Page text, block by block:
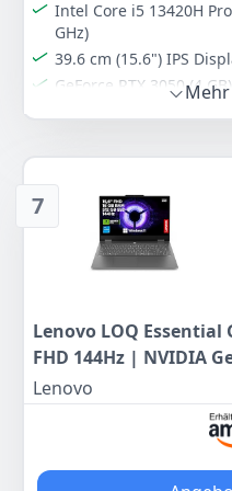
Intel Core i5 13420H
GHz)
39.6 cm (15.6") IPS
GeForce RTX 3050 (4
Grau
7
Lenovo LOQ
FHD 144Hz | NVIDIA
Core i5-13450HX |
Windows 11 |
| 3 Monate Game Pass
Lenovo